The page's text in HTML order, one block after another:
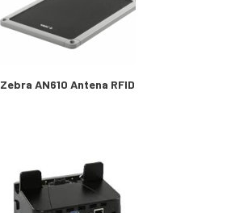
Zebra AN610 Antena RFID